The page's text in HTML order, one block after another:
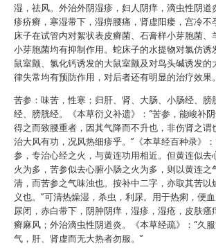
湿，祛风。外治外阴湿疹，妇人阴痒，滴虫性阴道
疹疥癣，寒湿带下，湿痹腰痛，肾虚阳痿，宫冷不
床子在试管内对絮状表皮癣菌、石膏样小芽胞菌、
小芽胞菌均有抑制作用。蛇床子的水提物对氯仿诱
鼠室颤、氯化钙诱发的大鼠室颤及对鸟头碱诱发的
律失常均有预防作用，对后者还有明显的治疗效果。
苦参：味苦，性寒；归肝、肾、大肠、小肠经、膀
经、膀胱经。《本草衍义补遗》：“苦参，能峻补
得之而致腰重者，因其气降而不升也，非伤肾之谓
治大风有功，况风热细疹乎。”《本草经百种录》：
参，专治心经之火，与黄连功用相近。但黄连似去
火为多，苦参似去心腑小肠之火为多，则以黄连之
清，而苦参之气味浊也。按补中二字，亦取其苦以
义也。”可清热燥湿，杀虫，利尿。用于热痢，便
尿闭，赤白带下，阴肿阴痒，湿疹，湿疮，皮肤瘙
癣麻风；外治滴虫性阴道炎。《本草经疏》：“久
气，肝、肾虚而无大热者勿服。”